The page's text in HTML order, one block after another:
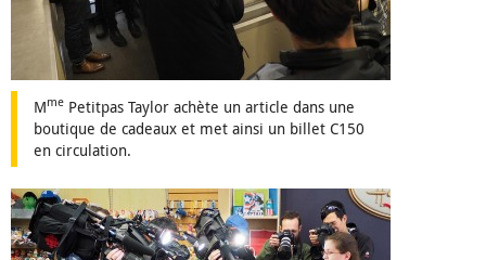
Mme Petitpas Taylor achète un article dans une
boutique de cadeaux et met ainsi un billet C150
en circulation.